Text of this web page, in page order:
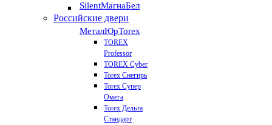
SilentМагнаБел
Российские двери
МеталЮрTorex
TOREX
Professor
TOREX Cyber
Torex Снегирь
Torex Супер
Омега
Torex Дельта
Стандарт